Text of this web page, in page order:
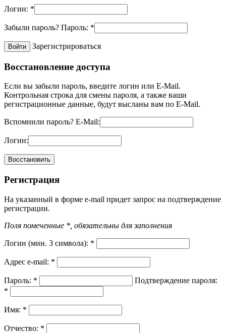
Логин: *
Забыли пароль? Пароль: *
Зарегистрироваться
Восстановление доступа
Если вы забыли пароль, введите логин или E-Mail.
Контрольная строка для смены пароля, а также ваши
регистрационные данные, будут высланы вам по E-Mail.
Вспомнили пароль? E-Mail:
Логин:
Регистрация
На указанный в форме e-mail придет запрос на подтверждение
регистрации.
Поля помеченные *, обязательны для заполнения
Логин (мин. 3 символа): *
Адрес e-mail: *
Пароль: *
Подтверждение пароля:
*
Имя: *
Отчество: *